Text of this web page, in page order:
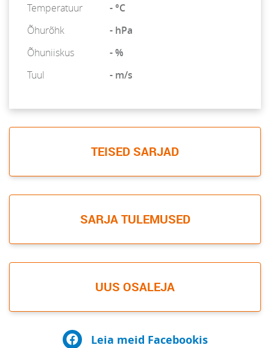
Temperatuur
- °C
Õhurõhk
- hPa
Õhuniiskus
- %
Tuul
- m/s
TEISED SARJAD
SARJA TULEMUSED
UUS OSALEJA
Leia meid Facebookis